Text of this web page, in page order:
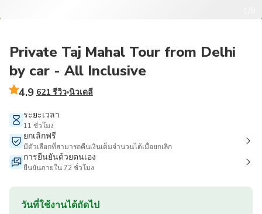
Private Taj Mahal Tour from Delhi
by car - All Inclusive
4.9 621 รีวิว นิวเดลี
ระยะเวลา
11 ชั่วโมง
ยกเลิกฟรี
มีตัวเลือกที่สามารถคืนเงินเต็มจำนวนได้เมื่อยกเลิก
การยืนยันด้วยตนเอง
ยืนยันภายใน 72 ชั่วโมง
วันที่ใช้งานได้ถัดไป